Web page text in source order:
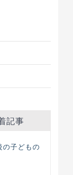
記事
子どもの